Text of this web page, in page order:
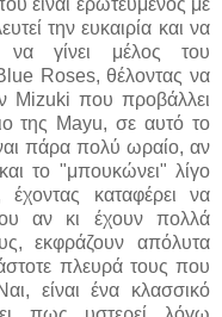
την ευκαιρία και να
να γίνει μέλος του
Roses, θέλοντας να
Mizuki που προβάλλει
της Mayu, σε αυτό το
πάρα πολύ ωραίο, αν
το "μπουκώνει" λίγο
καταφέρει να
αν κι έχουν πολλά
εκφράζουν απόλυτα
πλευρά τους που
είναι ένα κλασσικό